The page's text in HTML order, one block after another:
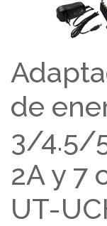
de
3/4.5/
2A y 7
UT-